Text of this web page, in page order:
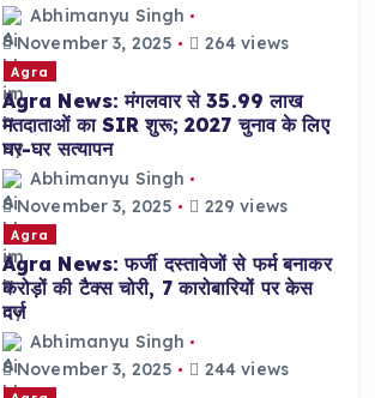
Abhimanyu Singh
November 3, 2025
264 views
Agra
Agra News: मंगलवार से 35.99 लाख
मतदाताओं का SIR शुरू; 2027 चुनाव के लिए
घर-घर सत्यापन
Abhimanyu Singh
November 3, 2025
229 views
Agra
Agra News: फर्जी दस्तावेजों से फर्म बनाकर
करोड़ों की टैक्स चोरी, 7 कारोबारियों पर केस
दर्ज
Abhimanyu Singh
November 3, 2025
244 views